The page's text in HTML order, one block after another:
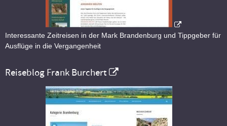
Interessante Zeitreisen in der Mark Brandenburg und Tippgeber für
Ausflüge in die Vergangenheit
Reiseblog Frank Burchert